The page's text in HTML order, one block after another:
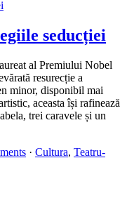
seducției
al Premiului Nobel
resurecție a
minor, disponibil mai
aceasta își rafinează
trei caravele și un
· Cultura, Teatru-